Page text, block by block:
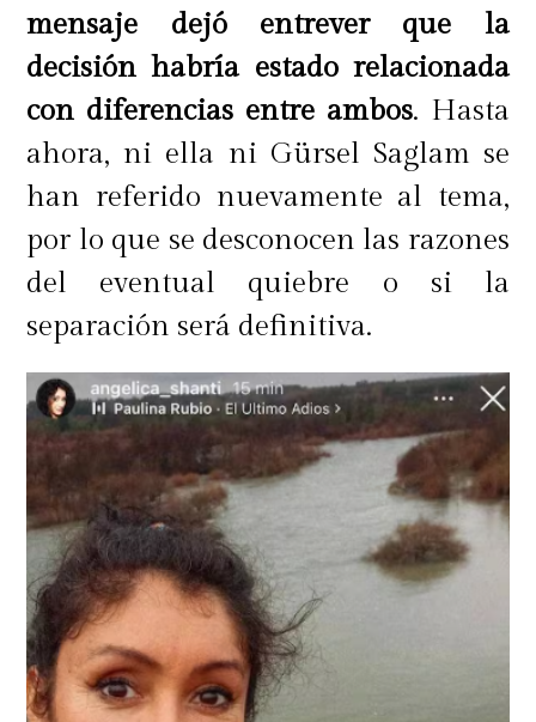
mensaje dejó entrever que la
decisión habría estado relacionada
con diferencias entre ambos. Hasta
ahora, ni ella ni Gürsel Saglam se
han referido nuevamente al tema,
por lo que se desconocen las razones
del eventual quiebre o si la
separación será definitiva.